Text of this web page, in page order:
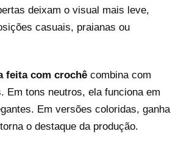
deixam o visual mais leve,
casuais, praianas ou
feita com crochê combina com
Em tons neutros, ela funciona em
Em versões coloridas, ganha
o destaque da produção.